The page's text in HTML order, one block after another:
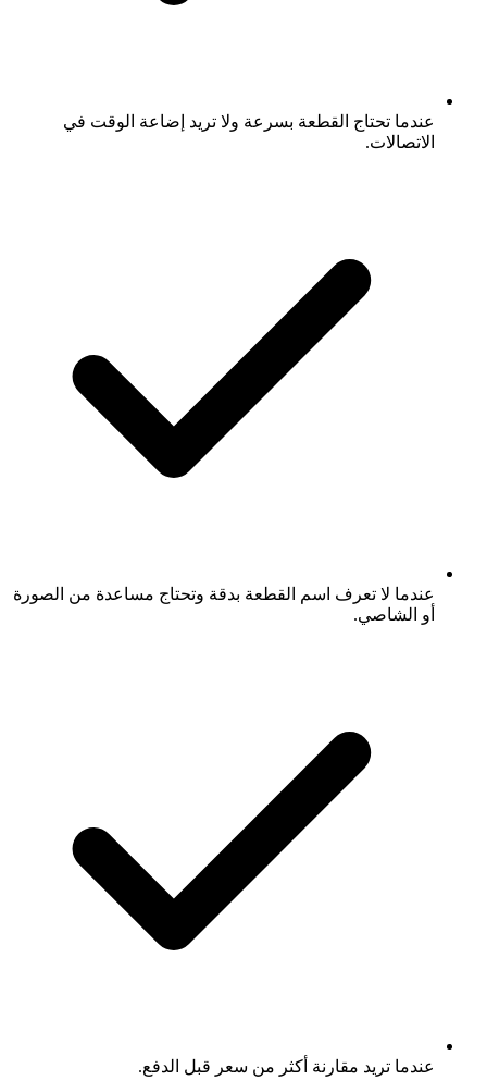
عندما تحتاج القطعة بسرعة ولا تريد إضاعة الوقت في
الاتصالات.
عندما لا تعرف اسم القطعة بدقة وتحتاج مساعدة من الصورة
أو الشاصي.
عندما تريد مقارنة أكثر من سعر قبل الدفع.